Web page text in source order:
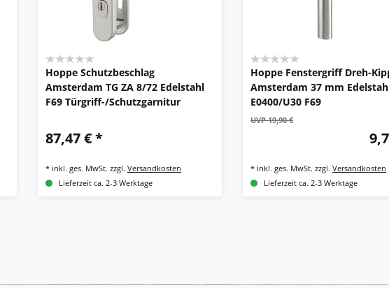
Hoppe Schutzbeschlag
Amsterdam TG ZA 8/72 Edelstahl
F69 Türgriff-/Schutzgarnitur
87,47 € *
* inkl. ges. MwSt. zzgl. Versandkosten
Lieferzeit ca. 2-3 Werktage
Hoppe Fenstergriff Dreh-
Amsterdam 37 mm
E0400/U30 F69
UVP 19,90 €
* inkl. ges. MwSt. zzgl.Versandkosten
Lieferzeit ca. 2-3 Werktage